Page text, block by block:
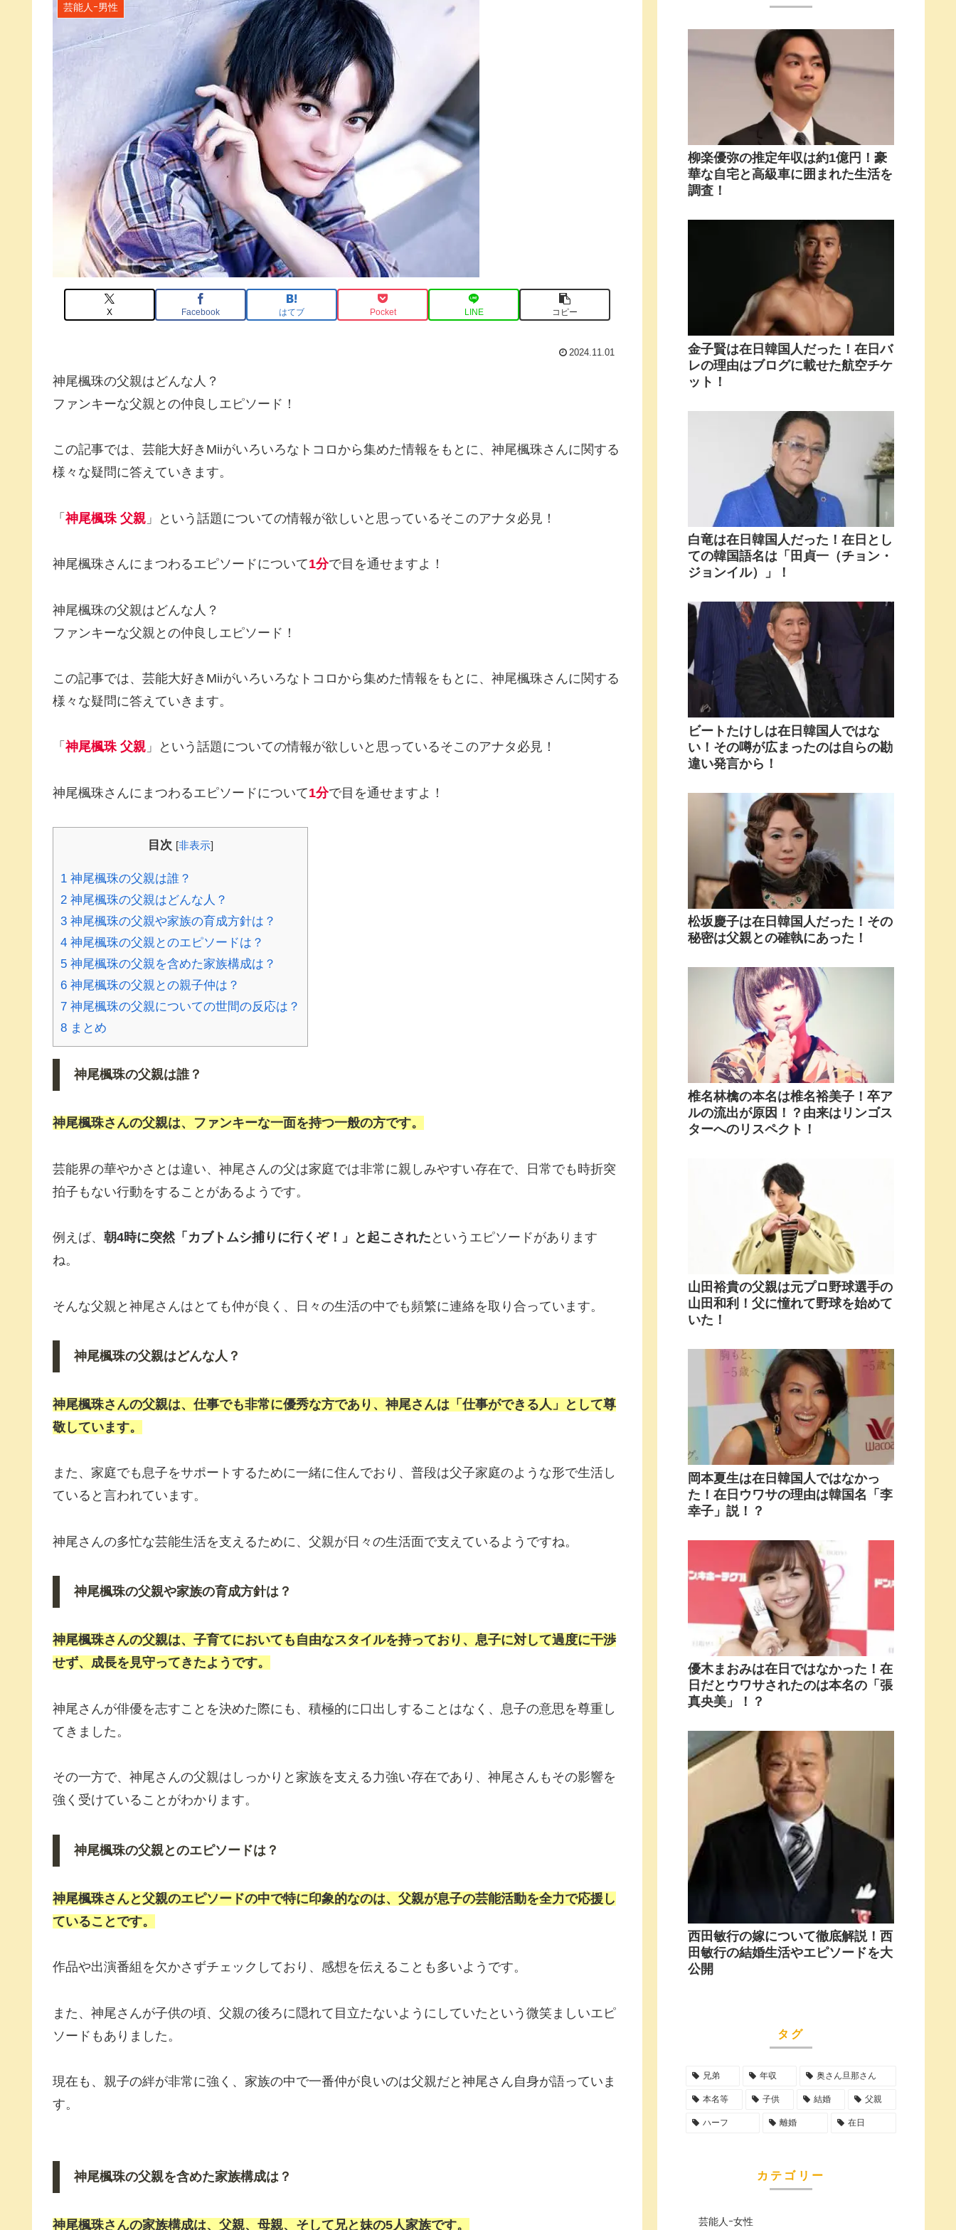
芸能人ｰ男性
X Facebook はてブ Pocket LINE コピー
2024.11.01
神尾楓珠の父親はどんな人？
ファンキーな父親との仲良しエピソード！
この記事では、芸能大好きMiiがいろいろなトコロから集めた情報をもとに、神尾楓珠さんに関する
様々な疑問に答えていきます。
「 神尾楓珠 父親 」という話題についての情報が欲しいと思っているそこのアナタ必見！
神尾楓珠さんにまつわるエピソードについて1分で目を通せますよ！
神尾楓珠の父親はどんな人？
ファンキーな父親との仲良しエピソード！
この記事では、芸能大好きMiiがいろいろなトコロから集めた情報をもとに、神尾楓珠さんに関する
様々な疑問に答えていきます。
「 神尾楓珠 父親 」という話題についての情報が欲しいと思っているそこのアナタ必見！
神尾楓珠さんにまつわるエピソードについて1分で目を通せますよ！
目次 [非表示]
1 神尾楓珠の父親は誰？
2 神尾楓珠の父親はどんな人？
3 神尾楓珠の父親や家族の育成方針は？
4 神尾楓珠の父親とのエピソードは？
5 神尾楓珠の父親を含めた家族構成は？
6 神尾楓珠の父親との親子仲は？
7 神尾楓珠の父親についての世間の反応は？
8 まとめ
神尾楓珠の父親は誰？
神尾楓珠さんの父親は、 ファンキーな一面を持つ一般の方です。
芸能界の華やかさとは違い、神尾さんの父は家庭では非常に親しみやすい存在で、日常でも時折突
拍子もない行動をすることがあるようです。
例えば、 朝4時に突然「カブトムシ捕りに行くぞ！」と起こされた というエピソードがあります
ね。
そんな父親と神尾さんはとても仲が良く、日々の生活の中でも頻繁に連絡を取り合っています。
神尾楓珠の父親はどんな人？
神尾楓珠さんの父親は、仕事でも非常に優秀な方であり、神尾さんは「仕事ができる人」として尊
敬しています。
また、家庭でも息子をサポートするために一緒に住んでおり、普段は父子家庭のような形で生活し
ていると言われています。
神尾さんの多忙な芸能生活を支えるために、父親が日々の生活面で支えているようですね。
神尾楓珠の父親や家族の育成方針は？
神尾楓珠さんの父親は、子育てにおいても自由なスタイルを持っており、息子に対して過度に干渉
せず、成長を見守ってきたようです。
神尾さんが俳優を志すことを決めた際にも、積極的に口出しすることはなく、息子の意思を尊重し
てきました。
その一方で、神尾さんの父親はしっかりと家族を支える力強い存在であり、神尾さんもその影響を
強く受けていることがわかります。
神尾楓珠の父親とのエピソードは？
神尾楓珠さんと父親のエピソードの中で特に印象的なのは、父親が息子の芸能活動を全力で応援し
ていることです。
作品や出演番組を欠かさずチェックしており、感想を伝えることも多いようです。
また、神尾さんが子供の頃、父親の後ろに隠れて目立たないようにしていたという微笑ましいエピ
ソードもありました。
現在も、親子の絆が非常に強く、家族の中で一番仲が良いのは父親だと神尾さん自身が語っていま
す。
神尾楓珠の父親を含めた家族構成は？
神尾楓珠さんの家族構成は、父親、母親、そして兄と妹の5人家族です。
柳楽優弥の推定年収は約1億円！豪
華な自宅と高級車に囲まれた生活を
調査！
金子賢は在日韓国人だった！在日バ
レの理由はブログに載せた航空チケ
ット！
白竜は在日韓国人だった！在日とし
ての韓国語名は「田貞一（チョン・
ジョンイル）」！
ビートたけしは在日韓国人ではな
い！その噂が広まったのは自らの勘
違い発言から！
松坂慶子は在日韓国人だった！その
秘密は父親との確執にあった！
椎名林檎の本名は椎名裕美子！卒ア
ルの流出が原因！？由来はリンゴス
ターへのリスペクト！
山田裕貴の父親は元プロ野球選手の
山田和利！父に憧れて野球を始めて
いた！
岡本夏生は在日韓国人ではなかっ
た！在日ウワサの理由は韓国名「李
幸子」説！？
優木まおみは在日ではなかった！在
日だとウワサされたのは本名の「張
真央美」！？
西田敏行の嫁について徹底解説！西
田敏行の結婚生活やエピソードを大
公開
タグ
兄弟 年収 奥さん旦那さん
本名等 子供 結婚 父親
ハーフ 離婚 在日
カテゴリー
芸能人ｰ女性